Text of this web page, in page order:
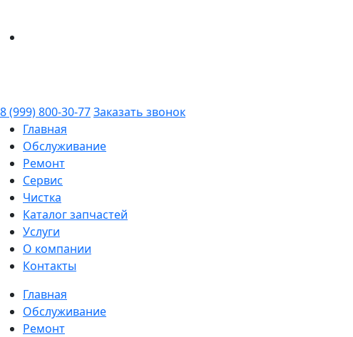
8 (999) 800-30-77Заказать звонок
Главная
Обслуживание
Ремонт
Сервис
Чистка
Каталог запчастей
Услуги
О компании
Контакты
Главная
Обслуживание
Ремонт